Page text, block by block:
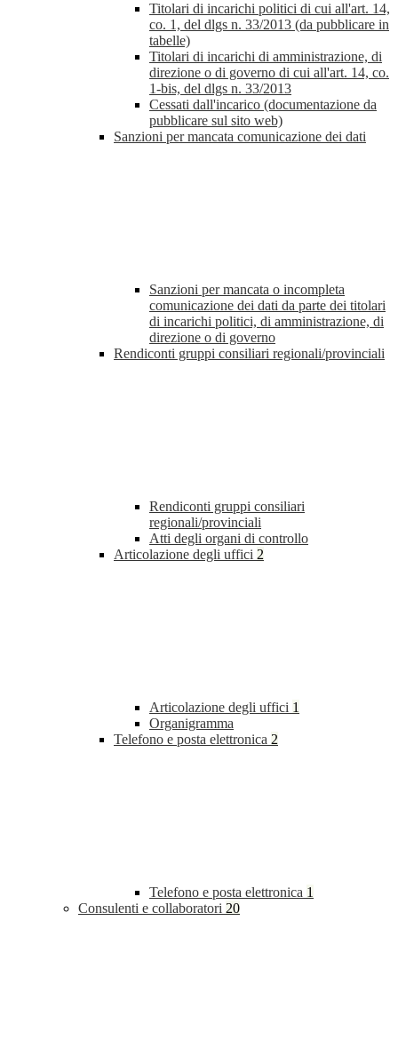
Titolari di incarichi politici di cui all'art. 14,
co. 1, del dlgs n. 33/2013 (da pubblicare in
tabelle)
Titolari di incarichi di amministrazione, di
direzione o di governo di cui all'art. 14, co.
1-bis, del dlgs n. 33/2013
Cessati dall'incarico (documentazione da
pubblicare sul sito web)
Sanzioni per mancata comunicazione dei dati
Sanzioni per mancata o incompleta
comunicazione dei dati da parte dei titolari
di incarichi politici, di amministrazione, di
direzione o di governo
Rendiconti gruppi consiliari regionali/provinciali
Rendiconti gruppi consiliari
regionali/provinciali
Atti degli organi di controllo
Articolazione degli uffici 2
Articolazione degli uffici 1
Organigramma
Telefono e posta elettronica 2
Telefono e posta elettronica 1
Consulenti e collaboratori 20